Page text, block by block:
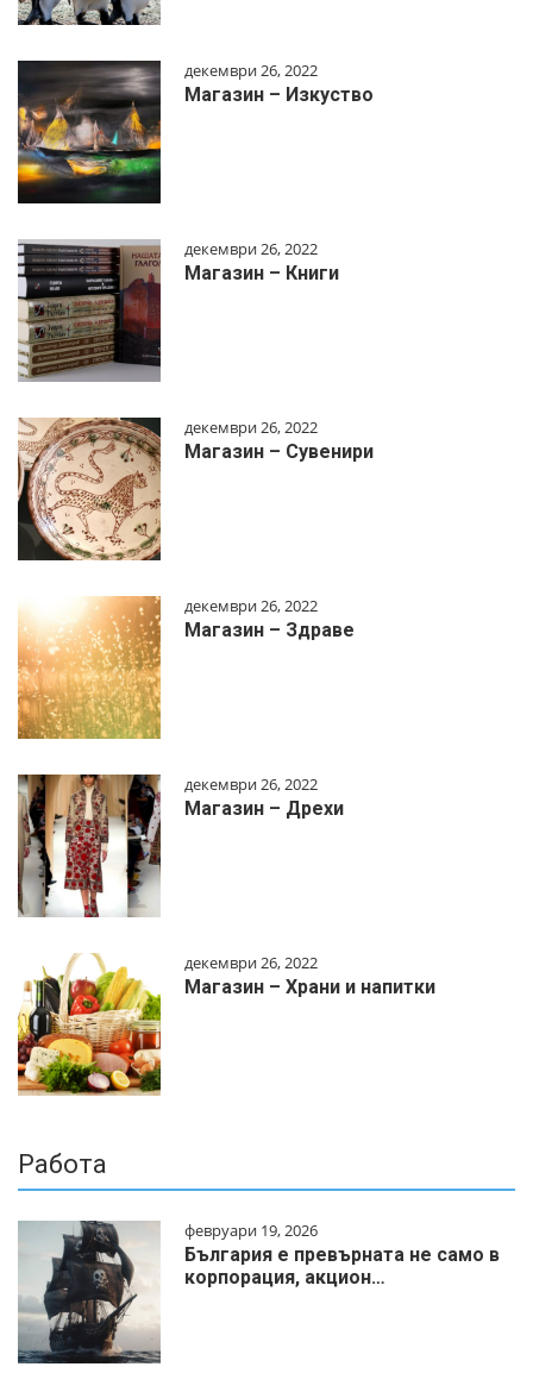
декември 26, 2022
Магазин – Изкуство
декември 26, 2022
Магазин – Книги
декември 26, 2022
Магазин – Сувенири
декември 26, 2022
Магазин – Здраве
декември 26, 2022
Магазин – Дрехи
декември 26, 2022
Магазин – Храни и напитки
Работа
февруари 19, 2026
България е превърната не само в
корпорация, акцион…